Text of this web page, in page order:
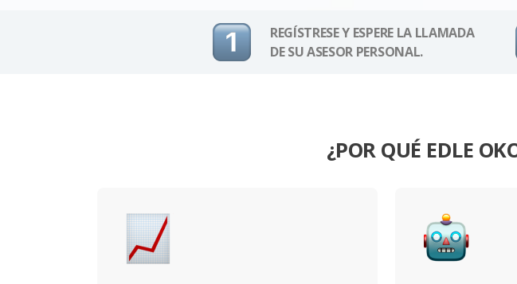
REGÍSTRESE Y ESPERE LA LLAMADA
DE SU ASESOR PERSONAL.
¿POR QUÉ EDLE